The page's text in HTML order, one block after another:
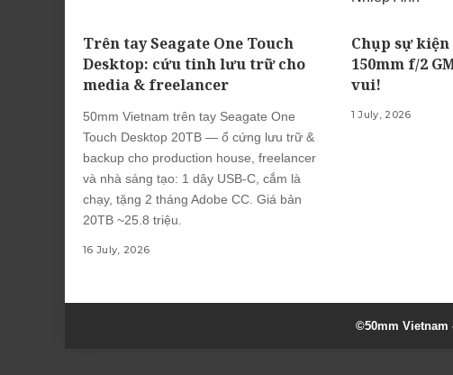
Trên tay Seagate One Touch
Desktop: cứu tinh lưu trữ cho
media & freelancer
50mm Vietnam trên tay Seagate One
Touch Desktop 20TB — ổ cứng lưu trữ &
backup cho production house, freelancer
và nhà sáng tạo: 1 dây USB-C, cắm là
chạy, tặng 2 tháng Adobe CC. Giá bản
20TB ~25.8 triệu.
16 July, 2026
Chụp sự kiện
150mm f/2
vui!
1 July, 2026
©50mm Vietnam